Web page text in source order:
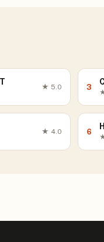
★ 5.0 3
★ 4.0 6